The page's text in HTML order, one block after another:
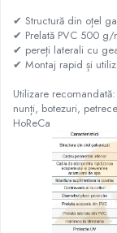
✔ Structură din oțel
✔ Prelată PVC 500 g/
✔ pereți laterali cu
✔ Montaj rapid și
Utilizare recomandată:
nunți, botezuri,
HoReCa